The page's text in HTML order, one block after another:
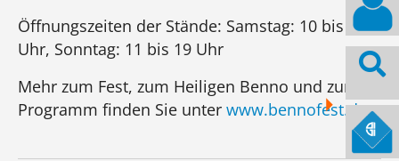
Öffnungszeiten der Stände: Samstag: 10 bis 19
Uhr, Sonntag: 11 bis 19 Uhr
Mehr zum Fest, zum Heiligen Benno und zum
Programm finden Sie unter www.bennofest.de.